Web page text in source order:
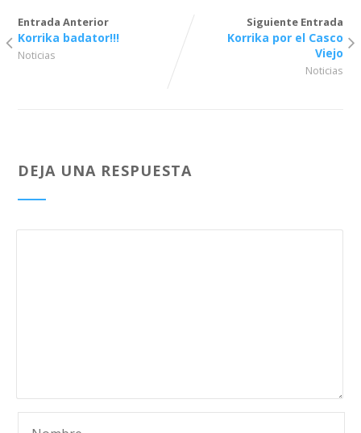
Entrada Anterior
Korrika badator!!!
Noticias
Siguiente Entrada
Korrika por el Casco
Viejo
Noticias
DEJA UNA RESPUESTA